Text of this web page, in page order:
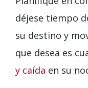
déjese tiempo
su destino y
que desea es
y caída en su